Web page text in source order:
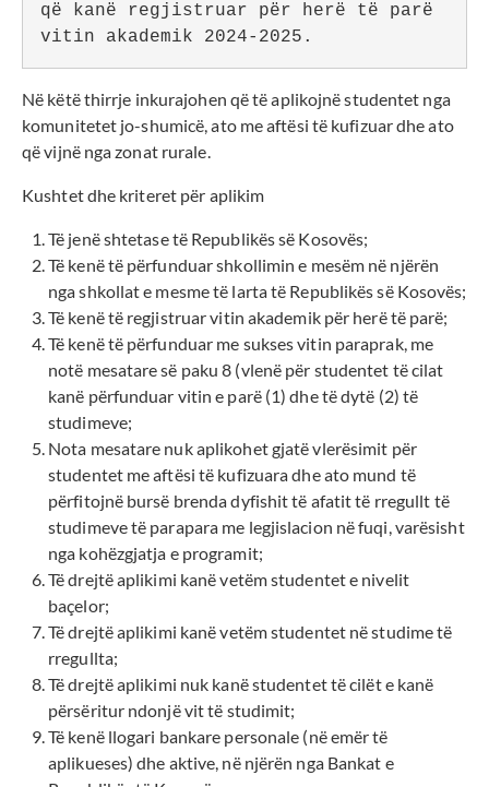
që kanë regjistruar për herë të parë
vitin akademik 2024-2025.
Në këtë thirrje inkurajohen që të aplikojnë studentet nga
komunitetet jo-shumicë, ato me aftësi të kufizuar dhe ato
që vijnë nga zonat rurale.
Kushtet dhe kriteret për aplikim
Të jenë shtetase të Republikës së Kosovës;
Të kenë të përfunduar shkollimin e mesëm në njërën
nga shkollat e mesme të larta të Republikës së Kosovës;
Të kenë të regjistruar vitin akademik për herë të parë;
Të kenë të përfunduar me sukses vitin paraprak, me
notë mesatare së paku 8 (vlenë për studentet të cilat
kanë përfunduar vitin e parë (1) dhe të dytë (2) të
studimeve;
Nota mesatare nuk aplikohet gjatë vlerësimit për
studentet me aftësi të kufizuara dhe ato mund të
përfitojnë bursë brenda dyfishit të afatit të rregullt të
studimeve të parapara me legjislacion në fuqi, varësisht
nga kohëzgjatja e programit;
Të drejtë aplikimi kanë vetëm studentet e nivelit
baçelor;
Të drejtë aplikimi kanë vetëm studentet në studime të
rregullta;
Të drejtë aplikimi nuk kanë studentet të cilët e kanë
përsëritur ndonjë vit të studimit;
Të kenë llogari bankare personale (në emër të
aplikueses) dhe aktive, në njërën nga Bankat e